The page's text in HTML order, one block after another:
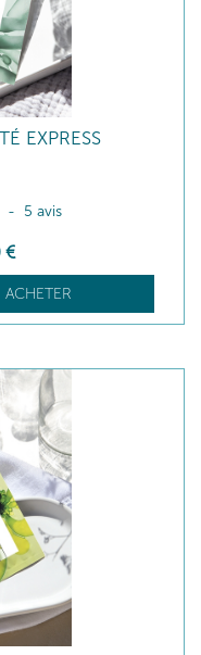
EXPRESS
- 5 avis
€
ACHETER